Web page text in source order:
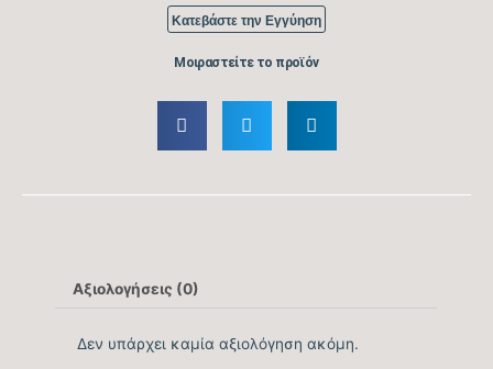
Μοιραστείτε το προϊόν
Κατεβάστε την Εγγύηση
Ονομαστική Θερμική
Ικανότητα (BTU/h)
Ικανότητας (BTU/h)
απόδοσης Θέρμανσης
Αξιολογήσεις (0)
Δεν υπάρχει καμία αξιολόγηση ακόμη.